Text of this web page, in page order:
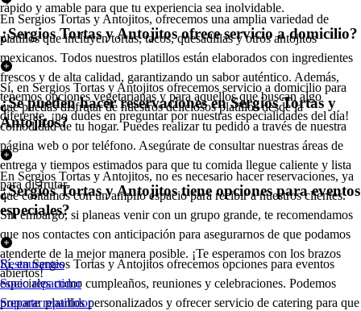
rápido y amable para que tu experiencia sea inolvidable.
En Sergios Tortas y Antojitos, ofrecemos una amplia variedad de
platillos que incluyen tortas, tacos, quesadillas y otros antojitos
mexicanos. Todos nuestros platillos están elaborados con ingredientes
frescos y de alta calidad, garantizando un sabor auténtico. Además,
tenemos opciones vegetarianas y para aquellos que buscan algo
diferente, ¡no dudes en preguntar por nuestras especialidades del día!
¿Sergios Tortas y Antojitos ofrece servicio a domicilio?
Sí, en Sergios Tortas y Antojitos ofrecemos servicio a domicilio para
que puedas disfrutar de nuestros deliciosos platillos desde la
comodidad de tu hogar. Puedes realizar tu pedido a través de nuestra
página web o por teléfono. Asegúrate de consultar nuestras áreas de
entrega y tiempos estimados para que tu comida llegue caliente y lista
para disfrutar.
¿Se pueden hacer reservaciones en Sergios Tortas y
Antojitos?
En Sergios Tortas y Antojitos, no es necesario hacer reservaciones, ya
que contamos con un amplio espacio para recibir a nuestros clientes.
Sin embargo, si planeas venir con un grupo grande, te recomendamos
que nos contactes con anticipación para asegurarnos de que podamos
atenderte de la mejor manera posible. ¡Te esperamos con los brazos
abiertos!
¿Sergios Tortas y Antojitos tiene opciones para eventos
especiales?
Sí, en Sergios Tortas y Antojitos ofrecemos opciones para eventos
especiales como cumpleaños, reuniones y celebraciones. Podemos
preparar platillos personalizados y ofrecer servicio de catering para que
Restaurantes
Socio repartidor
Soporte repartidor